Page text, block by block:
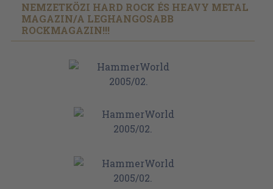
NEMZETKÖZI HARD ROCK ÉS HEAVY METAL
MAGAZIN/A LEGHANGOSABB
ROCKMAGAZIN!!!